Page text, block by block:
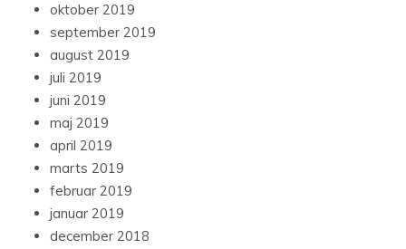
oktober 2019
september 2019
august 2019
juli 2019
juni 2019
maj 2019
april 2019
marts 2019
februar 2019
januar 2019
december 2018